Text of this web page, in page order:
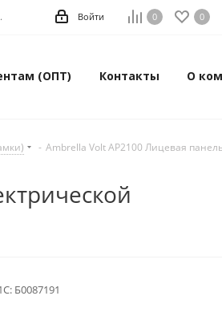
0 0
Войти
(ОПТ) Контакты О
- Ambrella Volt AP2100 Лицевая
Б0087191